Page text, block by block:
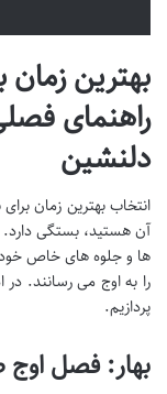
بهترین
راهنمای
دلنشین
انتخاب بهترین زمان
آن هستید، بستگی دارد.
ها و جلوه های خاص خود
را به اوج می رسانند. در
پردازیم.
بهار: فصل